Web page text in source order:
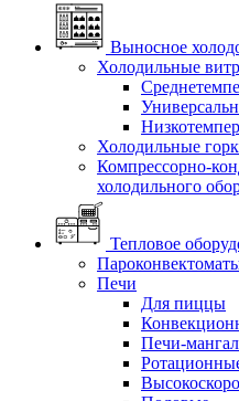
Выносное
Холодильные
Холодильные
Компрессорно-
холодильного
Тепловое
Печи
Для пиццы
Печи-